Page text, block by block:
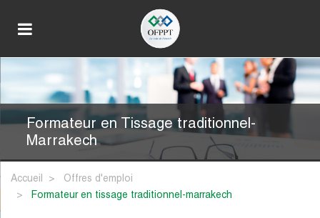
Formateur en Tissage traditionnel-
Marrakech
Accueil
Offres d'emploi
formateur en tissage traditionnel-marrakech